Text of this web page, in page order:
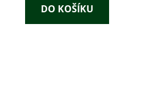
DO KOŠÍKU